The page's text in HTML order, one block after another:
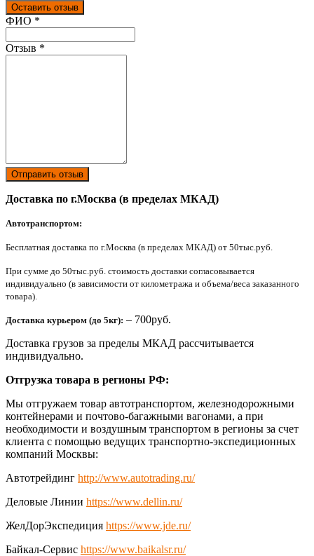
Оставить отзыв
Ваш отзыв был отправлен!
ФИО *
Отзыв *
Отправить отзыв
Доставка по г.Москва (в пределах МКАД)
Автотранспортом:
Бесплатная доставка по г.Москва (в пределах МКАД) от 50тыс.руб.
При сумме до 50тыс.руб. стоимость доставки согласовывается
индивидуально (в зависимости от километража и объема/веса заказанного
товара).
Доставка курьером (до 5кг): – 700руб.
Доставка грузов за пределы МКАД рассчитывается
индивидуально.
Отгрузка товара в регионы РФ:
Мы отгружаем товар автотранспортом, железнодорожными
контейнерами и почтово-багажными вагонами, а при
необходимости и воздушным транспортом в регионы за счет
клиента с помощью ведущих транспортно-экспедиционных
компаний Москвы:
Автотрейдинг http://www.autotrading.ru/
Деловые Линии https://www.dellin.ru/
ЖелДорЭкспедиция https://www.jde.ru/
Байкал-Сервис https://www.baikalsr.ru/